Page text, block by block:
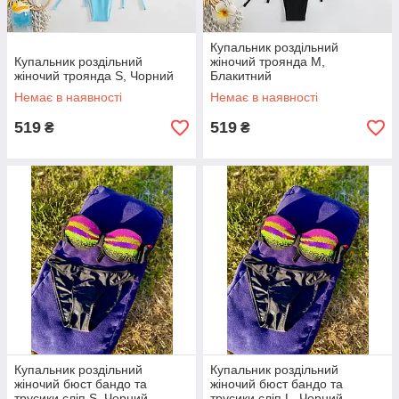
Купальник роздільний
жіночий троянда S, Чорний
Немає в наявності
519 ₴
Купальник роздільний
жіночий троянда M,
Блакитний
Немає в наявності
519 ₴
Купальник роздільний
жіночий бюст бандо та
Купальник роздільний
жіночий бюст бандо та